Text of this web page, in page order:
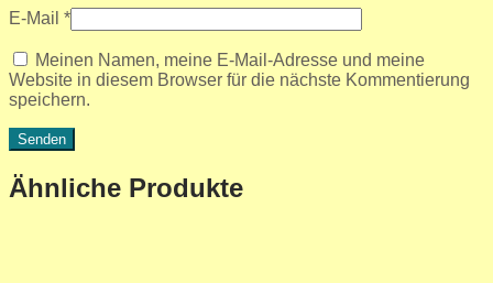
E-Mail *
Meinen Namen, meine E-Mail-Adresse und meine
Website in diesem Browser für die nächste Kommentierung
speichern.
Ähnliche Produkte